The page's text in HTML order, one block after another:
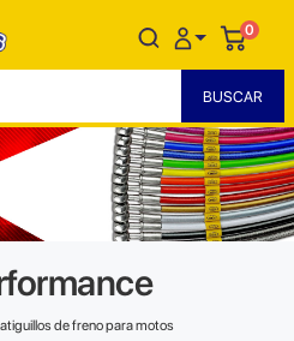
0
de freno para motos